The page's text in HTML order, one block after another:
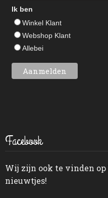
Ik ben
Winkel Klant
Webshop Klant
Allebei
Facebook
Wij zijn ook te vinden op
nieuwtjes!